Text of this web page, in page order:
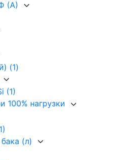
(А)
(1)
(1)
100% нагрузки
(л)